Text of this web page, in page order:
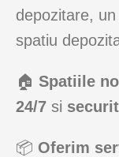
depozitare,
spatiu
🏠 Spatiile
24/7 si
📦 Oferim